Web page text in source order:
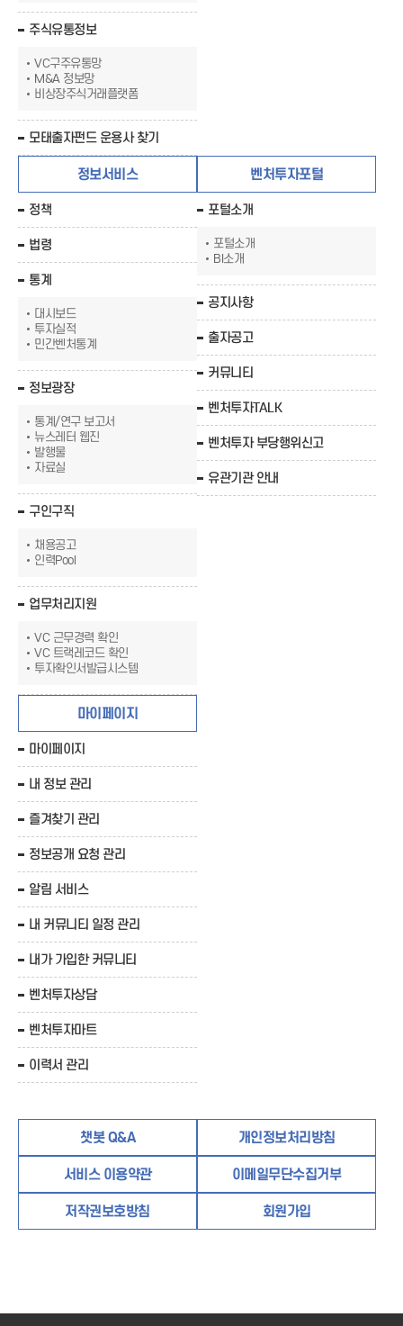
주식유통정보
VC구주유통망
M&A 정보망
비상장주식거래플랫폼
모태출자펀드 운용사 찾기
정보서비스
정책
법령
통계
대시보드
투자실적
민간벤처통계
정보광장
통계/연구 보고서
뉴스레터 웹진
발행물
자료실
구인구직
채용공고
인력Pool
업무처리지원
VC 근무경력 확인
VC 트랙레코드 확인
투자확인서발급시스템
벤처투자포털
포털소개
포털소개
BI소개
공지사항
출자공고
커뮤니티
벤처투자TALK
벤처투자 부당행위신고
유관기관 안내
마이페이지
마이페이지
내 정보 관리
즐겨찾기 관리
정보공개 요청 관리
알림 서비스
내 커뮤니티 일정 관리
내가 가입한 커뮤니티
벤처투자상담
벤처투자마트
이력서 관리
챗봇 Q&A 개인정보처리방침
서비스 이용약관 이메일무단수집거부
저작권보호방침 회원가입